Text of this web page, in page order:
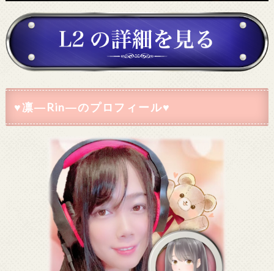
♥凛―Rin―のプロフィール♥